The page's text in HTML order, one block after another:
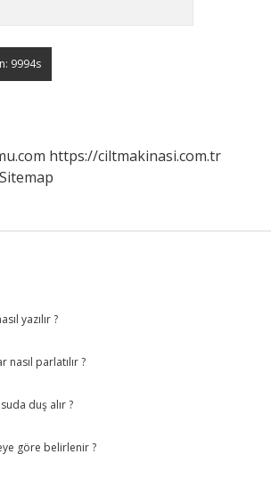
https://ciltmakinasi.com.tr
Sitemap
yazılır ?
nasıl parlatılır ?
duş alır ?
göre belirlenir ?